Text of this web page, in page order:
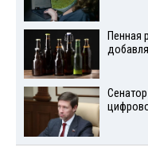
Пенная